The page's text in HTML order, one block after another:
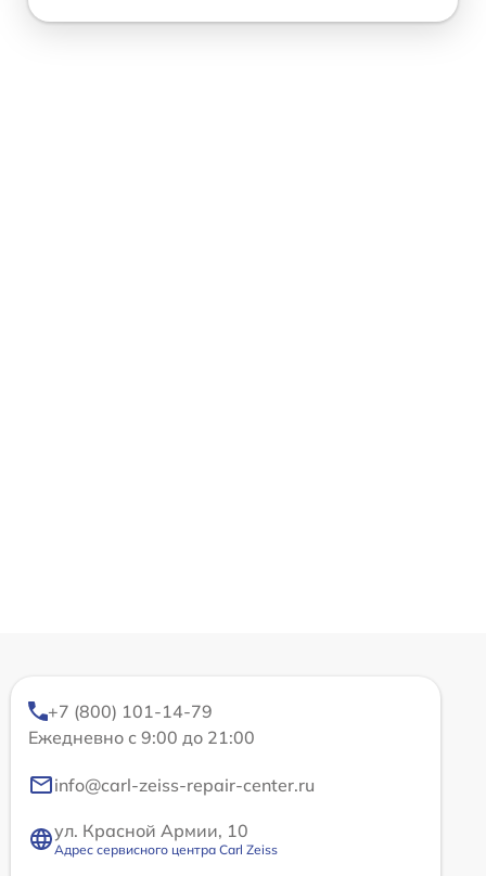
+7 (800) 101-14-79
Ежедневно с 9:00 до 21:00
info@carl-zeiss-repair-center.ru
ул. Красной Армии, 10
Адрес сервисного центра Carl Zeiss